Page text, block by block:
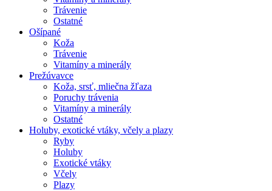
Trávenie
Ostatné
Ošípané
Koža
Trávenie
Vitamíny a minerály
Prežúvavce
Koža, srsť, mliečna žľaza
Poruchy trávenia
Vitamíny a minerály
Ostatné
Holuby, exotické vtáky, včely a plazy
Ryby
Holuby
Exotické vtáky
Včely
Plazy